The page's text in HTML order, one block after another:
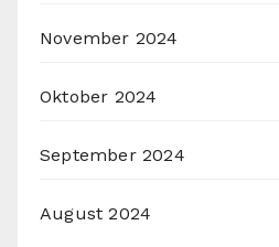
November 2024
Oktober 2024
September 2024
August 2024